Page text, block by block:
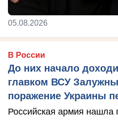
05.08.2026
В России
До них начало
главком ВСУ
поражение Украины
Российская армия нашла